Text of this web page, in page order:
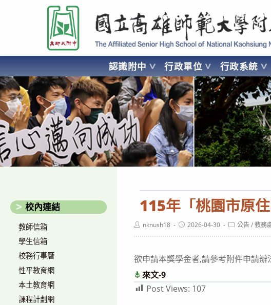
要
容
國立高雄師範大學附屬高級中學 Affiliated Senior High School of National
認識附中 行政單位 行政系統
AFFILIATED SENIOR HIGH SCHOOL OF NATIONAL KAOHSIUNG
115年「桃園市原
Postnknush18
Post2026-04-30
Post公告 / 教務
欲申請本獎學金者,請參考附件申請
來文-9
Post Views: 107
校內連結
教師信箱
學生信箱
校務行事曆
性平教育網
本土教育網
課程計劃網